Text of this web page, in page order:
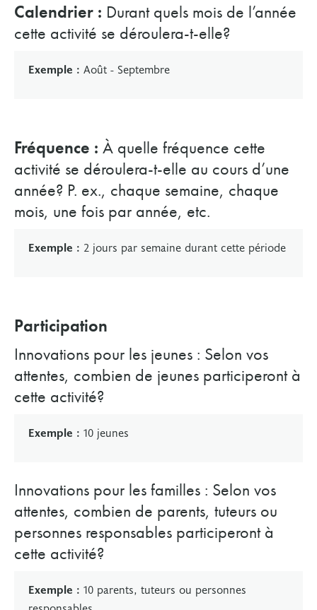
Calendrier : Durant quels mois de l’année
cette activité se déroulera-t-elle?
Exemple : Août - Septembre
Fréquence : À quelle fréquence cette
activité se déroulera-t-elle au cours d’une
année? P. ex., chaque semaine, chaque
mois, une fois par année, etc.
Exemple : 2 jours par semaine durant cette période
Participation
Innovations pour les jeunes : Selon vos
attentes, combien de jeunes participeront à
cette activité?
Exemple : 10 jeunes
Innovations pour les familles : Selon vos
attentes, combien de parents, tuteurs ou
personnes responsables participeront à
cette activité?
Exemple : 10 parents, tuteurs ou personnes